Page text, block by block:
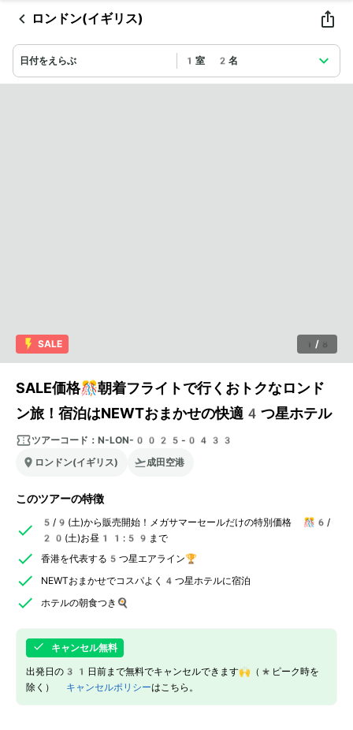
ロンドン(イギリス)
日付をえらぶ 1室 2名
1 / 8
SALE
SALE価格🎊朝着フライトで行くおトクなロンド
ン旅！宿泊はNEWTおまかせの快適4つ星ホテル
ツアーコード： N-LON-0025-0433
ロンドン(イギリス)
成田空港
このツアーの特徴
5/9(土)から販売開始！メガサマーセールだけの特別価格 🎊6/
20(土)お昼11:59まで
香港を代表する5つ星エアライン🏆
NEWTおまかせでコスパよく4つ星ホテルに宿泊
ホテルの朝食つき🍳
キャンセル無料
出発日の31日前まで無料でキャンセルできます🙌（*ピーク時を
除く） キャンセルポリシーはこちら。